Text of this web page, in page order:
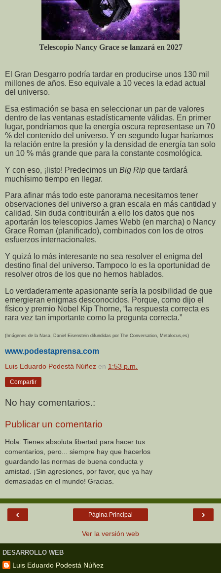
Telescopio Nancy Grace se lanzará en 2027
El Gran Desgarro podría tardar en producirse unos 130 mil
millones de años. Eso equivale a 10 veces la edad actual
del universo.
Esa estimación se basa en seleccionar un par de valores
dentro de las ventanas estadísticamente válidas. En primer
lugar, pondríamos que la energía oscura representase un 70
% del contenido del universo. Y en segundo lugar haríamos
la relación entre la presión y la densidad de energía tan solo
un 10 % más grande que para la constante cosmológica.
Y con eso, ¡listo! Predecimos un Big Rip que tardará
muchísimo tiempo en llegar.
Para afinar más todo este panorama necesitamos tener
observaciones del universo a gran escala en más cantidad y
calidad. Sin duda contribuirán a ello los datos que nos
aportarán los telescopios James Webb (en marcha) o Nancy
Grace Roman (planificado), combinados con los de otros
esfuerzos internacionales.
Y quizá lo más interesante no sea resolver el enigma del
destino final del universo. Tampoco lo es la oportunidad de
resolver otros de los que no hemos hablados.
Lo verdaderamente apasionante sería la posibilidad de que
emergieran enigmas desconocidos. Porque, como dijo el
físico y premio Nobel Kip Thorne, “la respuesta correcta es
rara vez tan importante como la pregunta correcta.”
(Imágenes de la Nasa, Daniel Eisenstein difundidas por The Conversation, Metalocus,es)
www.podestaprensa.com
Luis Eduardo Podestá Núñez en 1:53 p.m.
Compartir
No hay comentarios.:
Publicar un comentario
Hola: Tienes absoluta libertad para hacer tus
comentarios, pero... siempre hay que hacerlos
guardando las normas de buena conducta y
amistad. ¡Sin agresiones, por favor, que ya hay
demasiadas en el mundo! Gracias.
‹ ›
Página Principal
Ver la versión web
DESARROLLO WEB
Luis Eduardo Podestá Núñez